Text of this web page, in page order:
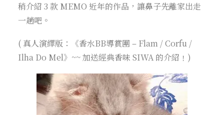
稍介紹 3 款 MEMO 近年的作品，讓鼻子先離家出走
一趟吧。
( 真人演繹版：
《香水BB導賞團 – Flam / Corfu /
Ilha Do Mel》~~ 加送經典香味 SIWA 的介紹 ﹗)